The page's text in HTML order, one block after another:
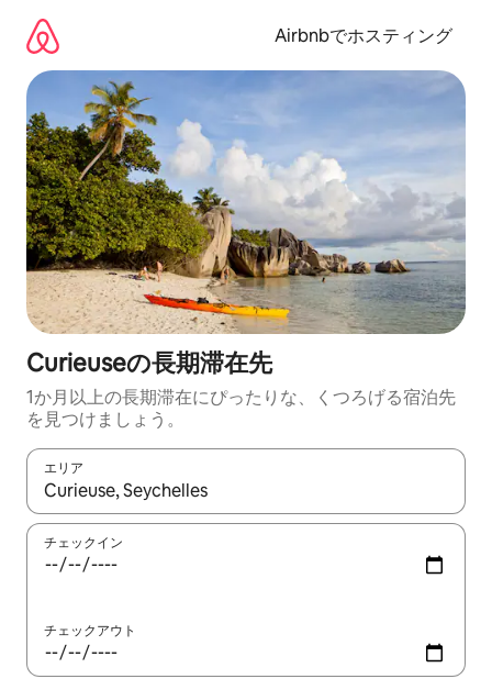
Airbnbでホスティング
Curieuseの長期滞在先
1か月以上の長期滞在にぴったりな、くつろげる宿泊先
を見つけましょう。
エリア
検索結果が表示されたら、上下の矢印キーを使って移動するか
チェックイン
チェックアウト